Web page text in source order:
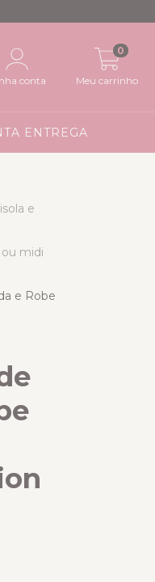
conta Meu carrinho
0
ENTREGA
e
midi
e Robe